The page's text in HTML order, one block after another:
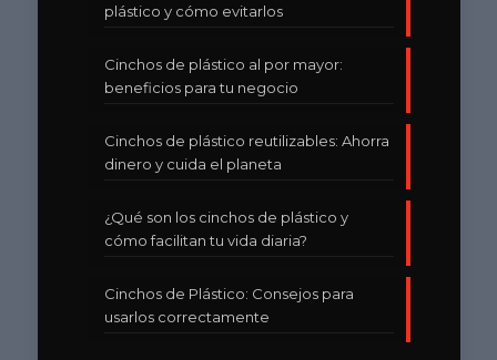
plástico y cómo evitarlos
Cinchos de plástico al por mayor:
beneficios para tu negocio
Cinchos de plástico reutilizables: Ahorra
dinero y cuida el planeta
¿Qué son los cinchos de plástico y
cómo facilitan tu vida diaria?
Cinchos de Plástico: Consejos para
usarlos correctamente